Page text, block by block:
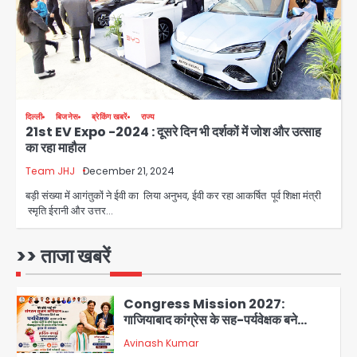
दिल्ली बिजनेस ब्रेकिंग खबरें राज्य
21st EV Expo -2024 : दूसरे दिन भी दर्शकों में जोश और उत्साह
का रहा माहौल
Team JHJ December 21, 2024
बड़ी संख्या में आगंतुकों ने ईवी का लिया अनुभव, ईवी कर रहा आकर्षित पूर्व शिक्षा मंत्री
स्मृति ईरानी और उत्तर…
>> ताजा खबरें
3
8वीं की क्लास, NCPCR की शिकायत पर
भेजा नोटिस
Avinash Kumar
Rahul Gandhi Prayagraj Visit:
राहुल गांधी प्रयागराज पहुंचे, साथ में प्रियंका की
बेटी मिराया; केपी ग्राउंड में छात्रों से संवाद,
सिर्फ 5 हजार मौजूद
Avinash Kumar
Atiq Ahmed : अबान के जनाजे में उमड़ी
पहुंचा उमर
jai hind janab
1
पर उठे सवाल
2
Congress Mission 2027:
गाजियाबाद कांग्रेस के सह-पर्यवेक्षक बने
सतेन्द्र शर्मा, गौतमबुद्धनगर नेताओं ने जताया
आभार
Avinash Kumar